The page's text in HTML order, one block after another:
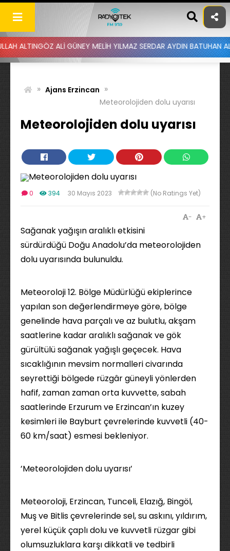
Skip
content
ALİ GÜNEY MELİH YILMAZ SERDAR AYDIN BATUHAN ALTINTAŞ
» Ajans Erzincan »
Meteorolojiden dolu uyarısı
Meteorolojiden dolu uyarısı
0 394 30 Mayıs 2023 (No Ratings Yet)
+
-
Sağanak yağışın aralıklı etkisini
sürdürdüğü Doğu Anadolu’da meteorolojiden
dolu uyarısında bulunuldu.
Meteoroloji 12. Bölge Müdürlüğü ekiplerince
yapılan son değerlendirmeye göre, bölge
genelinde hava parçalı ve az bulutlu, akşam
saatlerine kadar aralıklı sağanak ve gök
gürültülü sağanak yağışlı geçecek. Hava
sıcaklığının mevsim normalleri civarında
seyrettiği bölgede rüzgâr güneyli yönlerden
hafif, zaman zaman orta kuvvette, sabah
saatlerinde Erzurum ve Erzincan’ın kuzey
kesimleri ile Bayburt çevrelerinde kuvvetli (40-
60 km/saat) esmesi bekleniyor.
’Meteorolojiden dolu uyarısı’
Meteoroloji, Erzincan, Tunceli, Elazığ, Bingöl,
Muş ve Bitlis çevrelerinde sel, su askını, yıldırım,
yerel küçük çaplı dolu ve kuvvetli rüzgar gibi
olumsuzluklara karşı dikkatli ve tedbirli